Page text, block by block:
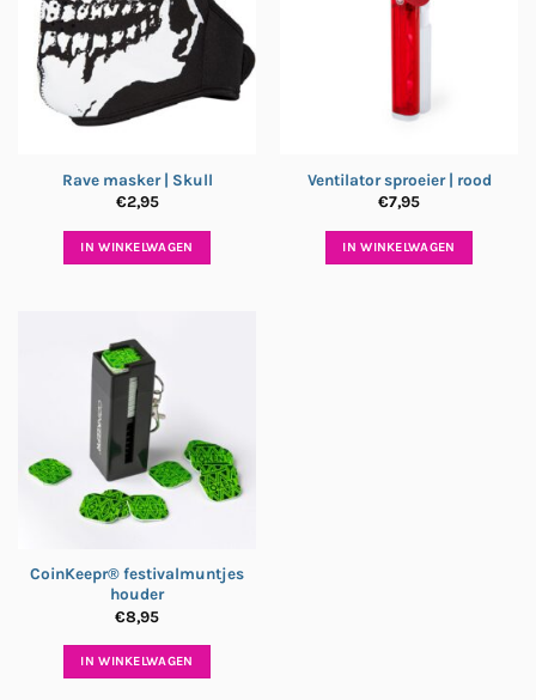
Rave masker | Skull
€2,95
IN WINKELWAGEN
Ventilator sproeier | rood
€7,95
IN WINKELWAGEN
CoinKeepr® festivalmuntjes
houder
€8,95
IN WINKELWAGEN